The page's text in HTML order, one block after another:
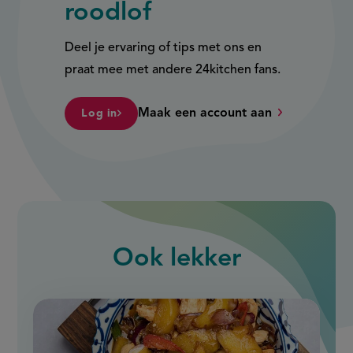
roodlof
Deel je ervaring of tips met ons en
praat mee met andere 24kitchen fans.
Log in Maak een account aan
Ook lekker